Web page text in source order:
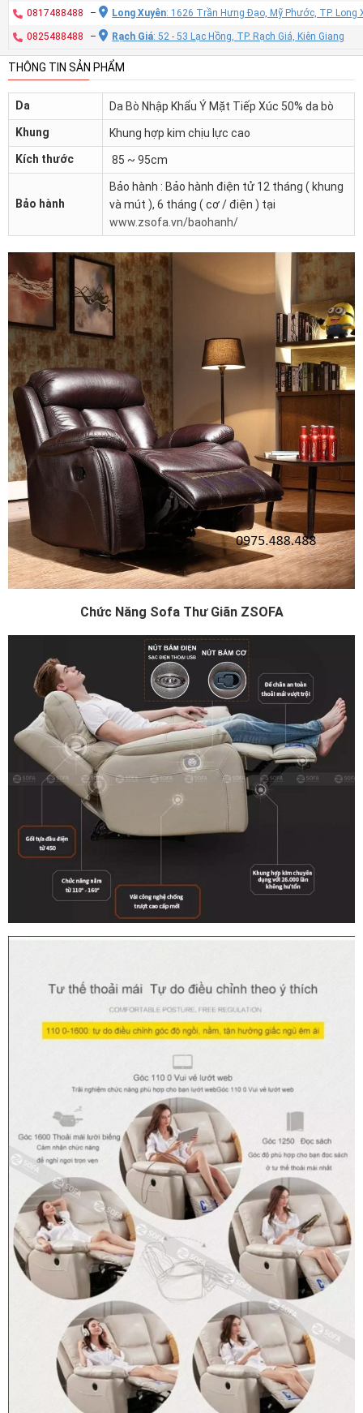
0817488488 – Long Xuyên: 1626 Trần Hưng Đạo, Mỹ Phước, TP. Long
0825488488 – Rạch Giá: 52 - 53 Lạc Hồng, TP. Rạch Giá, Kiên Giang
THÔNG TIN SẢN PHẨM
Da
Da Bò Nhập Khẩu Ý Mặt Tiếp Xúc 50% da bò
Khung
Khung hợp kim chịu lực cao
Kích thước
85 ~ 95cm
Bảo hành
Bảo hành : Bảo hành điện tử 12 tháng ( khung
và mút ), 6 tháng ( cơ / điện ) tại
www.zsofa.vn/baohanh/
Chức Năng Sofa Thư Giãn ZSOFA